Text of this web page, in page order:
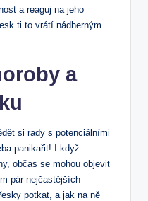
a reaguj na jeho
ti to vrátí nádherným
a
si rady s potenciálními
panikařit! I když
občas se mohou objevit
pár nejčastějších
potkat, a jak na ně